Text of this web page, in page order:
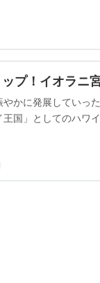
プ！イオラニ
かに発展していっ
王国」としてのハワ